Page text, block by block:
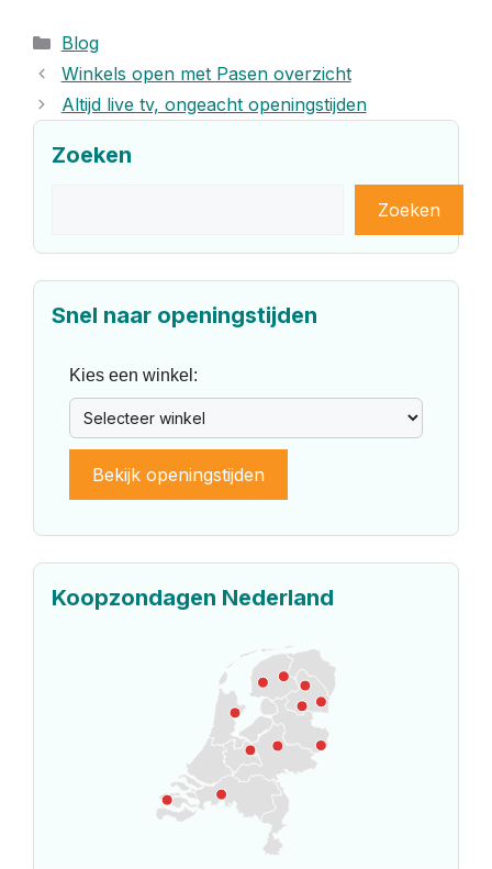
Categorieën
Blog
Winkels open met Pasen overzicht
Altijd live tv, ongeacht openingstijden
Zoeken
Zoeken
Snel naar openingstijden
Kies een winkel:
Bekijk openingstijden
Koopzondagen Nederland